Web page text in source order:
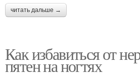
читать дальше →
Как избавиться от
пятен на ногтях